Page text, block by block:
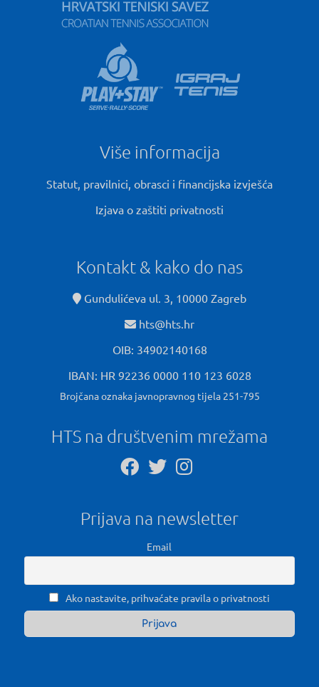
Više informacija
Statut, pravilnici, obrasci i financijska izvješća
Izjava o zaštiti privatnosti
Kontakt & kako do nas
Gundulićeva ul. 3, 10000 Zagreb
hts@hts.hr
OIB: 34902140168
IBAN: HR 92236 0000 110 123 6028
Brojčana oznaka javnopravnog tijela 251-795
HTS na društvenim mrežama
Prijava na newsletter
Email
Ako nastavite, prihvaćate pravila o privatnosti